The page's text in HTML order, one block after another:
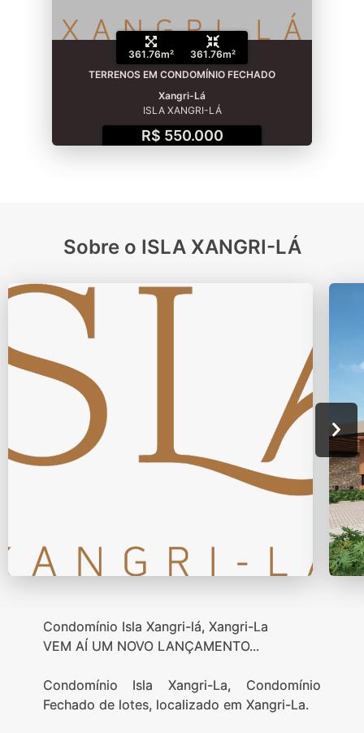
361.76m²
361.76m²
TERRENOS EM CONDOMÍNIO FECHADO
Xangri-Lá
ISLA XANGRI-LÁ
R$ 550.000
Sobre o ISLA XANGRI-LÁ
Condomínio Isla Xangri-lá, Xangri-La
VEM AÍ UM NOVO LANÇAMENTO...
Condomínio Isla Xangri-La, Condomínio
Fechado de lotes, localizado em Xangri-La.